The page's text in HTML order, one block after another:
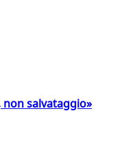
non salvataggio»